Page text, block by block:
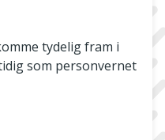
tydelig fram i
som personvernet